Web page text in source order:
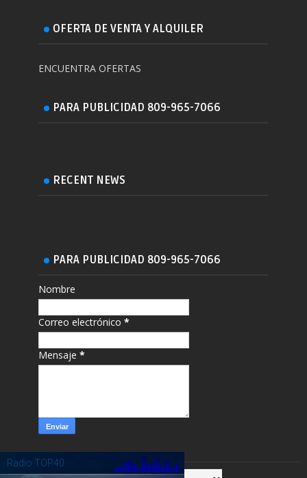
OFERTA DE VENTA Y ALQUILER
ENCUENTRA OFERTAS
PARA PUBLICIDAD 809-965-7066
RECENT NEWS
PARA PUBLICIDAD 809-965-7066
Nombre
Correo electrónico*
Mensaje*